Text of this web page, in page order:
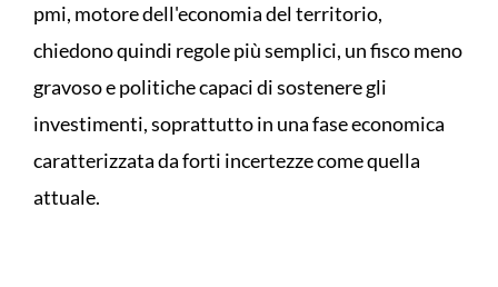
pmi, motore dell'economia del territorio,
chiedono quindi regole più semplici, un fisco meno
gravoso e politiche capaci di sostenere gli
investimenti, soprattutto in una fase economica
caratterizzata da forti incertezze come quella
attuale.